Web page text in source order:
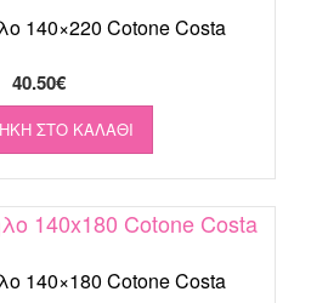
140×220 Cotone Costa
40.50€
ΣΤΟ ΚΑΛΆΘΙ
140×180 Cotone Costa